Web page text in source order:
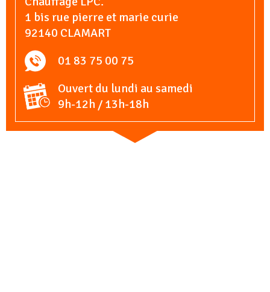
1 bis rue pierre et marie curie
92140 CLAMART
01 83 75 00 75
Ouvert du lundi au samedi
9h-12h / 13h-18h